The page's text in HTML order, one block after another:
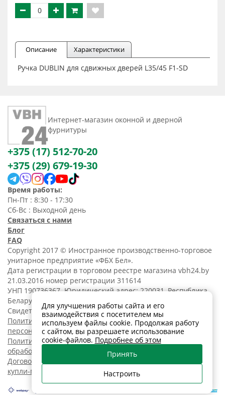
Описание Характеристики
Ручка DUBLIN для сдвижных дверей L35/45 F1-SD
Интернет-магазин оконной и дверной
фурнитуры
+375 (17) 512-70-20
+375 (29) 679-19-30
Время работы:
Пн-Пт : 8:30 - 17:30
Сб-Вс : Выходной день
Связаться с нами
Блог
FAQ
Copyright 2017 © Иностранное производственно-торговое
унитарное предприятие «ФБХ Бел».
Дата регистрации в торговом реестре магазина vbh24.by
21.03.2016 номер регистрации 311614
УНП 190736367. Юридический адрес: 220031, Республика
Беларусь, г. Минск, ул. Танковая, 15-1, 5 этаж;
Свидетельство о регистрации N190736367 от 11.02.2014.
Политика обработки
персональных данных
Политика в отношении
обработки cookies
Договор розничной
купли-продажи
Для улучшения работы сайта и его
взаимодействия с посетителем мы
используем файлы cookie. Продолжая работу
с сайтом, вы разрешаете использование
cookie-файлов. Подробнее об этом
Принять
Настроить